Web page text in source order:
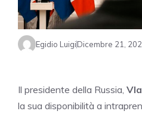
Egidio LuigiDicembre 21,
Il presidente della Russia,
la sua disponibilità a